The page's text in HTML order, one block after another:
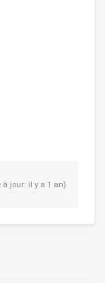
jour: il y a 1 an)